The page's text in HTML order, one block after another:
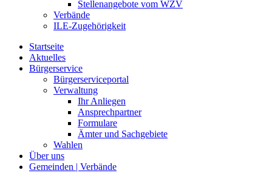
Stellenangebote vom WZV
Verbände
ILE-Zugehörigkeit
Startseite
Aktuelles
Bürgerservice
Bürgerserviceportal
Verwaltung
Ihr Anliegen
Ansprechpartner
Formulare
Ämter und Sachgebiete
Wahlen
Über uns
Gemeinden | Verbände